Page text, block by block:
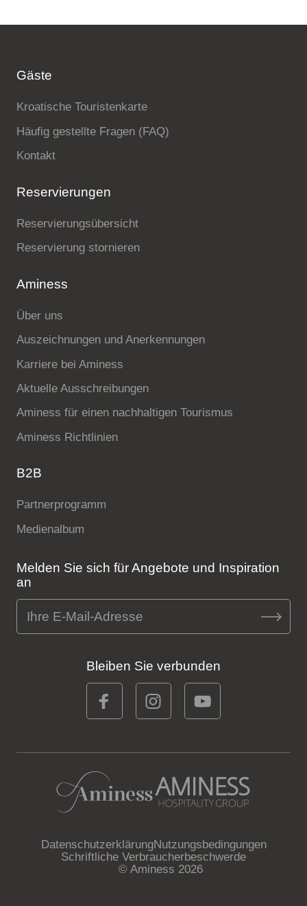
Gäste
Kroatische Touristenkarte
Häufig gestellte Fragen (FAQ)
Kontakt
Reservierungen
Reservierungsübersicht
Reservierung stornieren
Aminess
Über uns
Auszeichnungen und Anerkennungen
Karriere bei Aminess
Aktuelle Ausschreibungen
Aminess für einen nachhaltigen Tourismus
Aminess Richtlinien
B2B
Partnerprogramm
Medienalbum
Melden Sie sich für Angebote und Inspiration
an
Bleiben Sie verbunden
DatenschutzerklärungNutzungsbedingungen
Schriftliche Verbraucherbeschwerde
© Aminess 2026